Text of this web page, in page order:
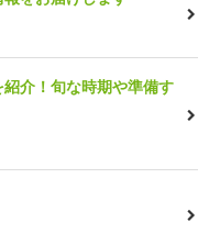
介！旬な時期や準備す